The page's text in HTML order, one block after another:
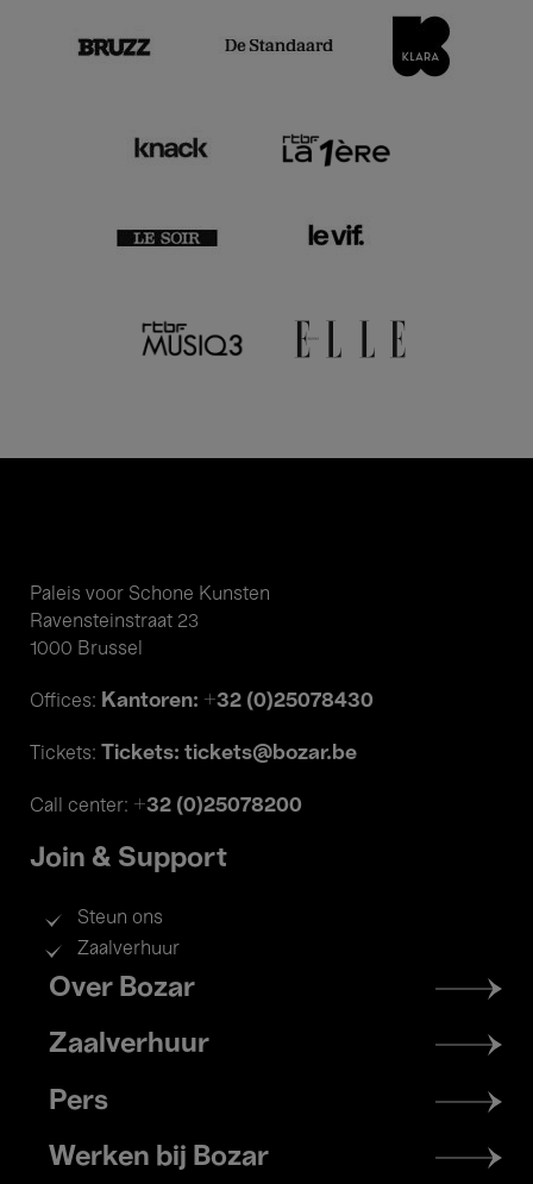
Paleis voor Schone Kunsten
Ravensteinstraat 23
1000 Brussel
Offices: Kantoren: +32 (0)25078430
Tickets: Tickets: tickets@bozar.be
Call center: +32 (0)25078200
Join & Support
Steun ons
Zaalverhuur
Footer
menu
Over Bozar
Zaalverhuur
Pers
Werken bij Bozar